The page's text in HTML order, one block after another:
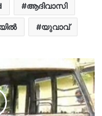
ആദിവാസി
യുവാവ്